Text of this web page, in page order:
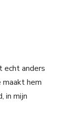
echt anders
maakt hem
in mijn